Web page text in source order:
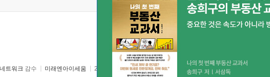
트워크 감수 미래엔아이세움 2019년 09월 05일